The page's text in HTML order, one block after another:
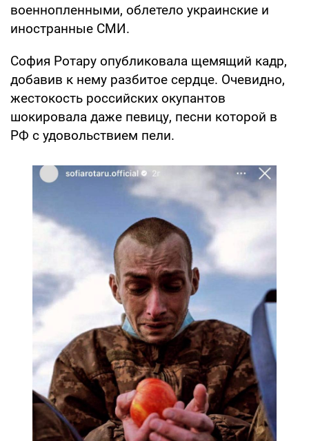
военнопленными, облетело украинские и
иностранные СМИ.
София Ротару опубликовала щемящий кадр,
добавив к нему разбитое сердце. Очевидно,
жестокость российских окупантов
шокировала даже певицу, песни которой в
РФ с удовольствием пели.